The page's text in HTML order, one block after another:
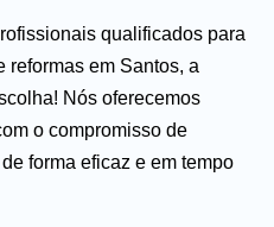
qualificados para
reformas em Santos, a
Nós oferecemos
o compromisso de
forma eficaz e em tempo